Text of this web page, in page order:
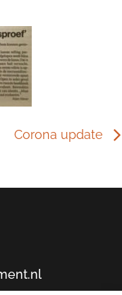
Corona update